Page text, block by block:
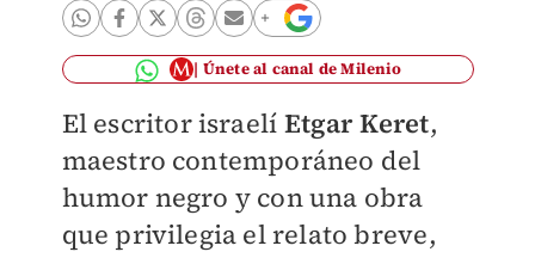
Únete al canal de Milenio
El escritor israelí Etgar Keret,
maestro contemporáneo del
humor negro y con una obra
que privilegia el relato breve,